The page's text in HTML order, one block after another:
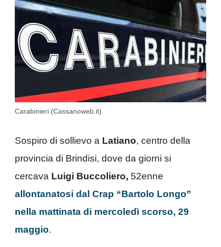
Carabinieri (Cassanoweb.it)
Sospiro di sollievo a Latiano, centro della
provincia di Brindisi, dove da giorni si
cercava Luigi Buccoliero, 52enne
allontanatosi dal Crap “Bartolo Longo”
nella mattinata di mercoledì scorso, 29
maggio.